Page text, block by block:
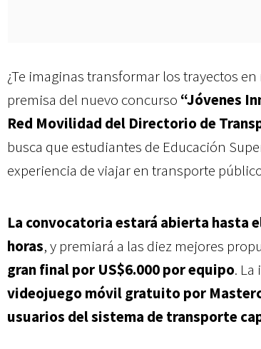
¿Te imaginas transformar los trayectos
premisa del nuevo concurso “Jóvenes
Red Movilidad del Directorio de
busca que estudiantes de Educación
experiencia de viajar en transporte
La convocatoria estará abierta hasta
horas, y premiará a las diez mejores
gran final por US$6.000 por equipo. La
videojuego móvil gratuito por
usuarios del sistema de transporte